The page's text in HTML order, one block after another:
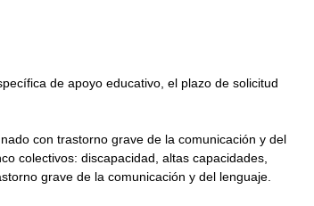
de apoyo educativo, el plazo de solicitud
con trastorno grave de la comunicación y del
colectivos: discapacidad, altas capacidades,
grave de la comunicación y del lenguaje.